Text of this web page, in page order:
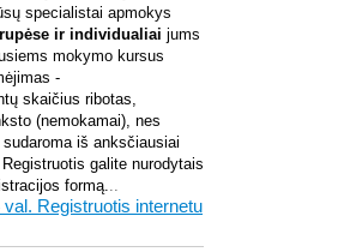
specialistai apmokys
ir individualiai jums
mokymo kursus
-
skaičius ribotas,
(nemokamai), nes
iš anksčiausiai
galite nurodytais
formą.
Registruotis internetu